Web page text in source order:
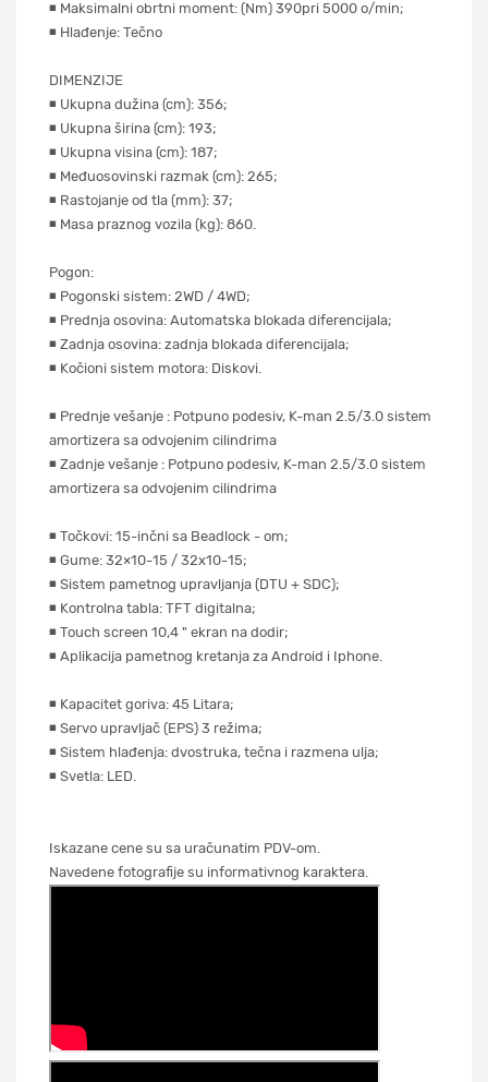
◾ Maksimalni obrtni moment: (Nm) 390pri 5000 o/min;
◾ Hlađenje: Tečno
DIMENZIJE
◾ Ukupna dužina (cm): 356;
◾ Ukupna širina (cm): 193;
◾ Ukupna visina (cm): 187;
◾ Međuosovinski razmak (cm): 265;
◾ Rastojanje od tla (mm): 37;
◾ Masa praznog vozila (kg): 860.
Pogon:
◾ Pogonski sistem: 2WD / 4WD;
◾ Prednja osovina: Automatska blokada diferencijala;
◾ Zadnja osovina: zadnja blokada diferencijala;
◾ Kočioni sistem motora: Diskovi.
◾ Prednje vešanje : Potpuno podesiv, K-man 2.5/3.0 sistem
amortizera sa odvojenim cilindrima
◾ Zadnje vešanje : Potpuno podesiv, K-man 2.5/3.0 sistem
amortizera sa odvojenim cilindrima
◾ Točkovi: 15-inčni sa Beadlock - om;
◾ Gume: 32×10-15 / 32x10-15;
◾ Sistem pametnog upravljanja (DTU + SDC);
◾ Kontrolna tabla: TFT digitalna;
◾ Touch screen 10,4 " ekran na dodir;
◾ Aplikacija pametnog kretanja za Android i Iphone.
◾ Kapacitet goriva: 45 Litara;
◾ Servo upravljač (EPS) 3 režima;
◾ Sistem hlađenja: dvostruka, tečna i razmena ulja;
◾ Svetla: LED.
Iskazane cene su sa uračunatim PDV-om.
Navedene fotografije su informativnog karaktera.